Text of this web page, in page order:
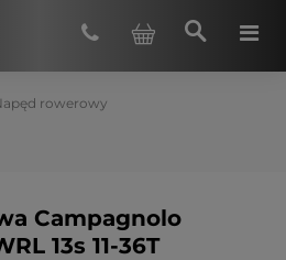
rowerowy
Campagnolo
13s 11-36T